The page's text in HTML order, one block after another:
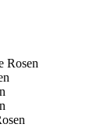
Rosen